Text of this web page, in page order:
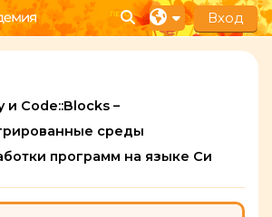
содержанию
Изменить данные
Вход
и Code::Blocks –
среды
программ на языке СиЛекция